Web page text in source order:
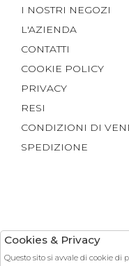
I NOSTRI NEGOZI
L'AZIENDA
CONTATTI
COOKIE POLICY
PRIVACY
RESI
CONDIZIONI DI
SPEDIZIONE
Cookies & Privacy
Questo sito si avvale di cookie